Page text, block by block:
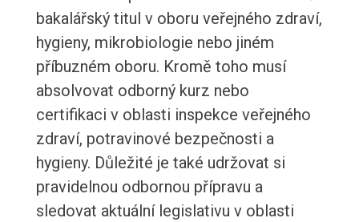
bakalářský titul v oboru veřejného zdraví,
hygieny, mikrobiologie nebo jiném
příbuzném oboru. Kromě toho musí
absolvovat odborný kurz nebo
certifikaci v oblasti inspekce veřejného
zdraví, potravinové bezpečnosti a
hygieny. Důležité je také udržovat si
pravidelnou odbornou přípravu a
sledovat aktuální legislativu v oblasti